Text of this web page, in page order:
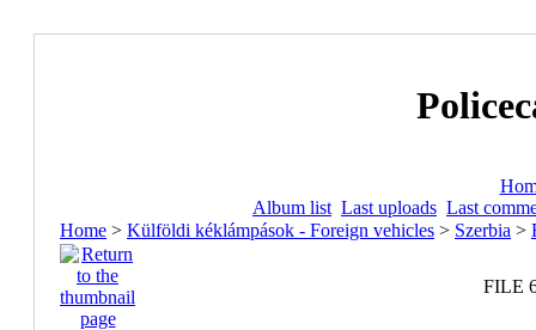
Album list Last uploads Last
Home > Külföldi kéklámpások - Foreign vehicles > Szerbia >
FILE